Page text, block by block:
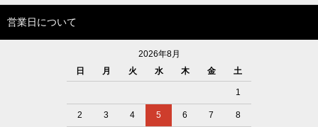
営業日について
2026年8月
日
月 火 水 木 金 土
1
2 3 4 5 6 7 8